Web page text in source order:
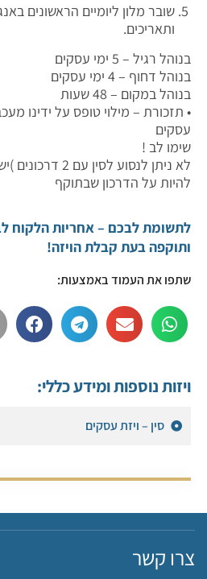
ויזות נוספות ומידע כללי:
סין – ויזת עסקים
שובר מלון ליומיים הראשונים
ותאריכים.
בנוהל רגיל – 5 ימי עסקים
בנוהל דחוף – 4 ימי עסקים
בנוהל במקום – 48 שעות
• תזכורת – מילוי טופס על ידינו
עסקים
שימו לב !
לא ניתן לנסוע
להיות על הדרכון שבתוקף
לתשומת לבכם – אחריות הלקוח
ותוקפה בעת קבלת הויזה!
שתפו את העמוד באמצעות:
צרו קשר